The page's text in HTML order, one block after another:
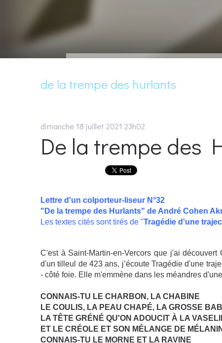
de la trempe des hurlants
dimanche 18 juillet 2021 23h02
De la trempe des
Lettre d'un colporteur-liseur N°32
"De la trempe des Hurlants" de André Cohen
Les textes cités sont tirés de "Tragédie d'une
C'est à Saint-Martin-en-Vercors que j'ai
d'un tilleul de 423 ans, j’écoute Tragédie d'une
- côté foie. Elle m'emmène dans les méandres
CONNAIS-TU LE CHARBON, LA CHABINE
LE COULIS, LA PEAU CHAPÉ, LA
LA TÊTE GRÉNÉ QU'ON ADOUCIT À LA
ET LE CRÉOLE ET SON MÉLANGE DE
CONNAIS-TU LE MORNE ET LA RAVINE